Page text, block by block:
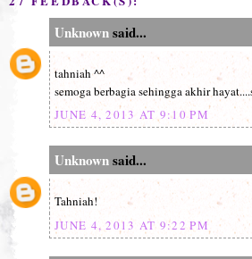
Unknownsaid...
tahniah ^^
semoga berbagia sehingga akhir
JUNE 4, 2013 AT 9:10 PM
Unknownsaid...
Tahniah!
JUNE 4, 2013 AT 9:22 PM